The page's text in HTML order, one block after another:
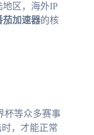
区，海外IP
茄加速器的核
杯等众多赛事
，才能正常